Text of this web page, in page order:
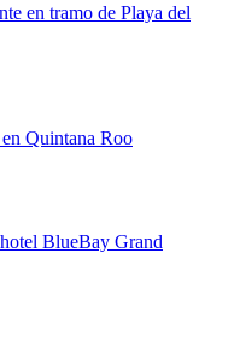
en tramo de Playa del
en Quintana Roo
BlueBay Grand